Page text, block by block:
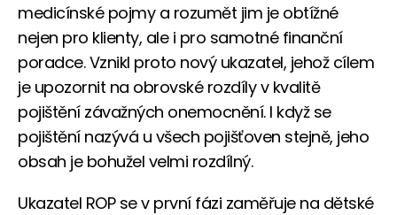
medicínské pojmy a rozumět jim je obtížné
nejen pro klienty, ale i pro samotné finanční
poradce. Vznikl proto nový ukazatel, jehož cílem
je upozornit na obrovské rozdíly v kvalitě
pojištění závažných onemocnění. I když se
pojištění nazývá u všech pojišťoven stejně, jeho
obsah je bohužel velmi rozdílný.
Ukazatel ROP se v první fázi zaměřuje na dětské